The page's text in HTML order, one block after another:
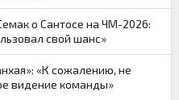
о Сантосе на ЧМ-2026:
свой шанс»
«К сожалению, не
видение команды»